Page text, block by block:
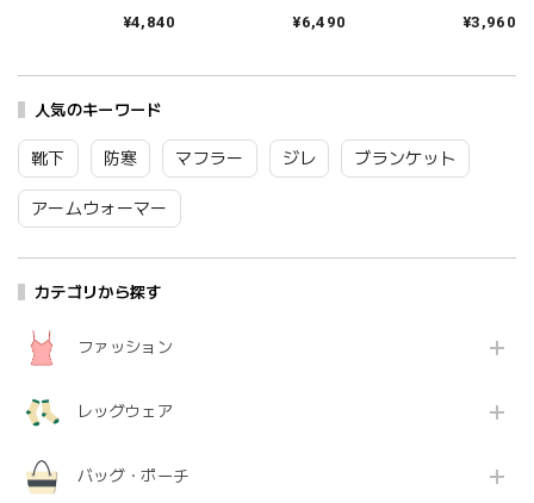
人気のキーワード
靴下 防寒 マフラー ジレ ブランケット
アームウォーマー
カテゴリから探す
ファッション
レッグウェア
バッグ・ポーチ
ショーツ パンツ レー
ブランド ギフト プレ
E660AR At006
¥4,840
巻付き 腹巻付きパン
シー NTN2021-10
Sw002
¥6,490
メンズ 男性 ブランド
an075
¥3,960